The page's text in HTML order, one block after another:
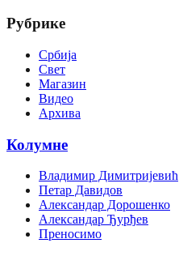
Рубрике
Србија
Свет
Магазин
Видео
Архива
Колумне
Владимир Димитријевић
Петар Давидов
Александар Дорошенко
Александар Ђурђев
Преносимо